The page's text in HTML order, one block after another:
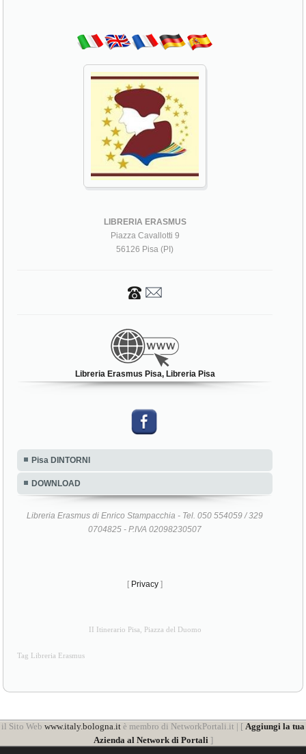
LIBRERIA ERASMUS
Piazza Cavallotti 9
56126 Pisa (PI)
Libreria Erasmus Pisa, Libreria Pisa
Pisa DINTORNI
DOWNLOAD
Libreria Erasmus di Enrico Stampacchia - Tel. 050 554059 / 329
0704825 - P.IVA 02098230507
[ Privacy ]
II Itinerario Pisa, Piazza del Duomo
Tag Libreria Erasmus
il Sito Web www.italy.bologna.it è membro di NetworkPortali.it | [ Aggiungi la tua
Azienda al Network di Portali]